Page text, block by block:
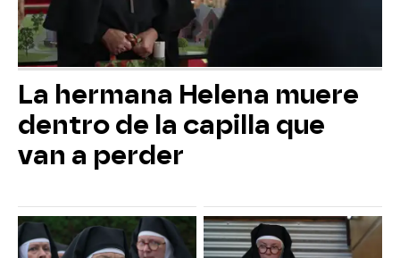
La hermana Helena muere
dentro de la capilla que
van a perder